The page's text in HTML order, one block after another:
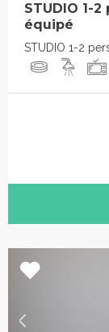
STUDIO 1-
équipé
STUDIO 1-2